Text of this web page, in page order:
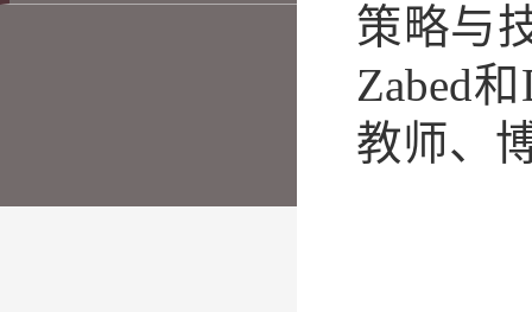
策略与
Zabed
教师、